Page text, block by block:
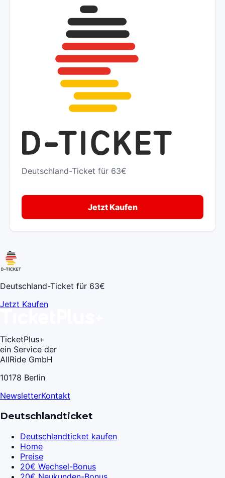
Deutschland-Ticket für 63€
Jetzt Kaufen
Deutschland-Ticket für 63€
Jetzt Kaufen
TicketPlus+
ein Service der
AllRide GmbH
10178 Berlin
NewsletterKontakt
Deutschlandticket
Deutschlandticket kaufen
Home
Preise
20€ Wechsel-Bonus